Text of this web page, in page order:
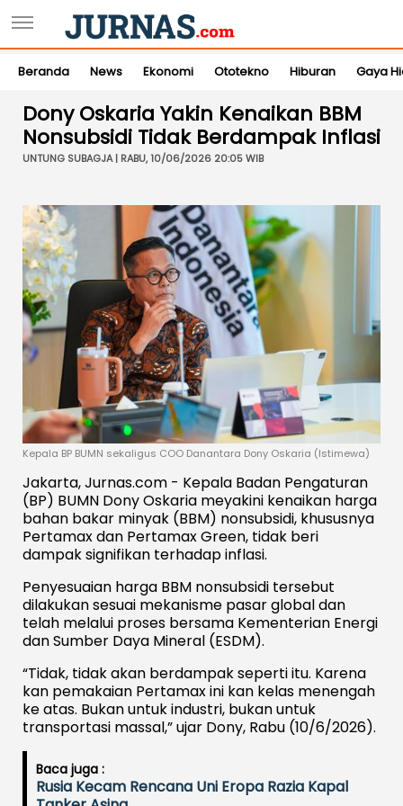
Beranda News Ekonomi Ototekno Hiburan Gaya
Dony Oskaria Yakin Kenaikan BBM
Nonsubsidi Tidak Berdampak Inflasi
UNTUNG SUBAGJA | RABU, 10/06/2026 20:05 WIB
Kepala BP BUMN sekaligus COO Danantara Dony Oskaria (Istimewa)
Jakarta, Jurnas.com - Kepala Badan Pengaturan
(BP) BUMN Dony Oskaria meyakini kenaikan harga
bahan bakar minyak (BBM) nonsubsidi, khususnya
Pertamax dan Pertamax Green, tidak beri
dampak signifikan terhadap inflasi.
Penyesuaian harga BBM nonsubsidi tersebut
dilakukan sesuai mekanisme pasar global dan
telah melalui proses bersama Kementerian Energi
dan Sumber Daya Mineral (ESDM).
“Tidak, tidak akan berdampak seperti itu. Karena
kan pemakaian Pertamax ini kan kelas menengah
ke atas. Bukan untuk industri, bukan untuk
transportasi massal,” ujar Dony, Rabu (10/6/2026).
Baca juga :
Rusia Kecam Rencana Uni Eropa Razia Kapal